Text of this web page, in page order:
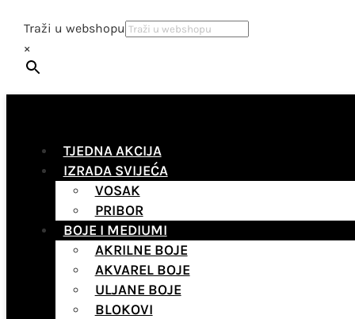
Traži u webshopu
×
TJEDNA AKCIJA
IZRADA SVIJEĆA
VOSAK
PRIBOR
BOJE I MEDIUMI
AKRILNE BOJE
AKVAREL BOJE
ULJANE BOJE
BLOKOVI